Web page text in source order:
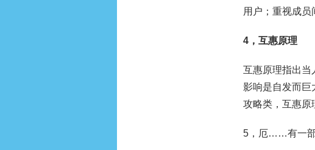
用户；重视成员
4，互惠原理
互惠原理指出当
影响是自发而巨
攻略类，互惠原
5，厄……有一部